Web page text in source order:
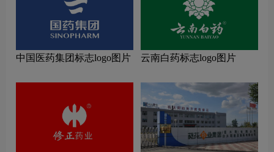
中国医药集团标志logo图片 云南白药标志logo图片